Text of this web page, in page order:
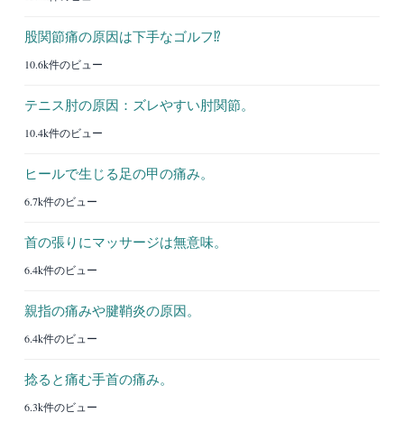
股関節痛の原因は下手なゴルフ⁉︎
10.6k件のビュー
テニス肘の原因：ズレやすい肘関節。
10.4k件のビュー
ヒールで生じる足の甲の痛み。
6.7k件のビュー
首の張りにマッサージは無意味。
6.4k件のビュー
親指の痛みや腱鞘炎の原因。
6.4k件のビュー
捻ると痛む手首の痛み。
6.3k件のビュー